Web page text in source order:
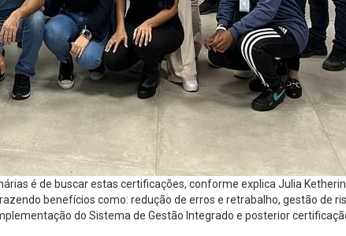
é de buscar estas certificações, conforme explica Julia
benefícios como: redução de erros e retrabalho, gestão de
do Sistema de Gestão Integrado e posterior